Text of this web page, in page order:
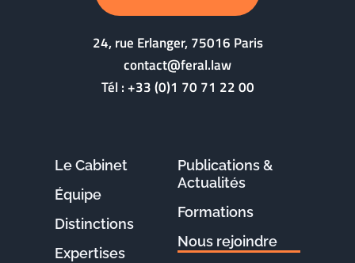
24, rue Erlanger, 75016 Paris
contact@feral.law
Tél :+33 (0)1 70 71 22 00
Le Cabinet
Équipe
Distinctions
Expertises
Publications &
Actualités
Formations
Nous rejoindre